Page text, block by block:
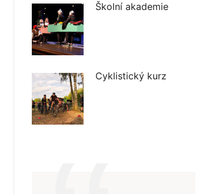
Školní akademie
Cyklistický kurz